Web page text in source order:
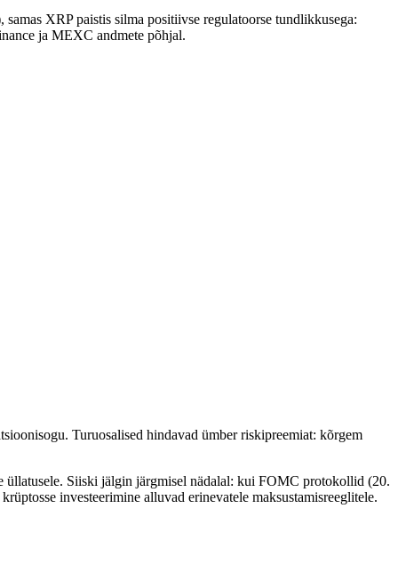
XRP paistis silma positiivse regulatoorse tundlikkusega:
ja MEXC andmete põhjal.
Turuosalised hindavad ümber riskipreemiat: kõrgem
üllatusele. Siiski jälgin järgmisel nädalal: kui FOMC protokollid (20.
investeerimine alluvad erinevatele maksustamisreeglitele.